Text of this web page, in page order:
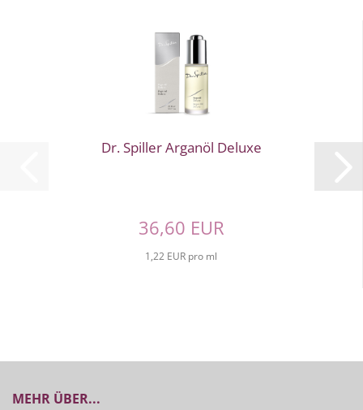
Dr. Spiller Arganöl Deluxe
36,60 EUR
1,22 EUR pro ml
MEHR ÜBER...